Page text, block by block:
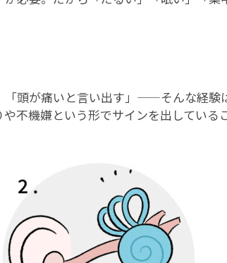
「頭が痛いと言い出す」——そんな経験
不機嫌という形でサインを出している